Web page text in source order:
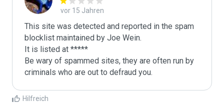
vor 15 Jahren
This site was detected and reported in the spam
blocklist maintained by Joe Wein.
It is listed at *****
Be wary of spammed sites, they are often run by
criminals who are out to defraud you.
Hilfreich